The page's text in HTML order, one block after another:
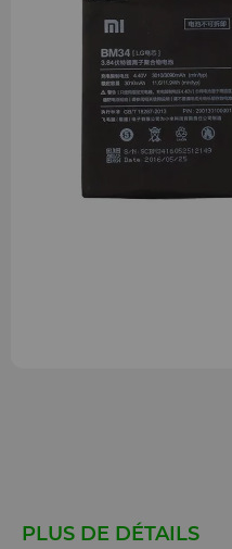
PLUS DE DÉTAILS